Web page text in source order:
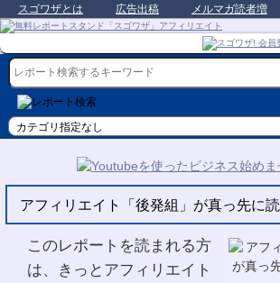
スゴワザとは 広告出稿 メルマガ読者増
アフィリエイト「後発組」が真っ先に読
このレポートを読まれる方
は、きっとアフィリエイト